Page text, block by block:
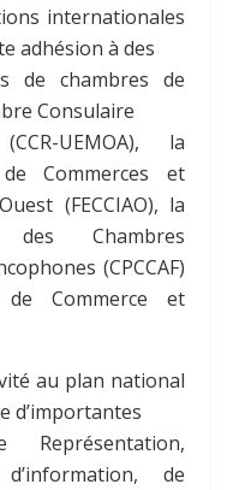
internationales
adhésion à des
de chambres de
Consulaire
UEMOA), la
Commerces et
(FECCIAO), la
des Chambres
(CPCCAF)
Commerce et
au plan national
d’importantes
de